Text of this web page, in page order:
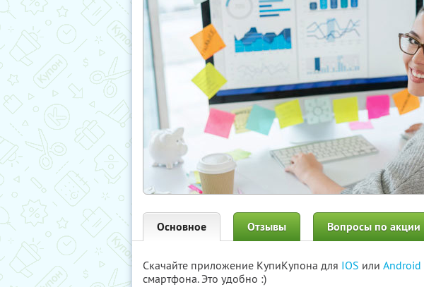
Основное Отзывы Вопросы по акции
Скачайте приложение КупиКупона для IOS или Android
смартфона. Это удобно :)